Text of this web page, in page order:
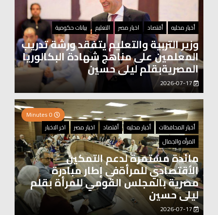
أخبار محليه أقتصاد اخبار مصر التعليم بيانات حكومية
وزير التربية والتعليم يتفقد ورشة تدريب
المعلمين على مناهج شهادة البكالوريا
المصريةبقلم ليلى حسين
أخبار المحافظات
أخبار محليه أقتصاد اخبار مصر
اخر الاخبار
المرأه والجمال
مائدة مستمرة لدعم التمكين
الأقتصادي للمرأةفي إطار مبادرة
مصرية بالمجلس القومي للمرأة بقلم
ليلى حسين
2026-07-17